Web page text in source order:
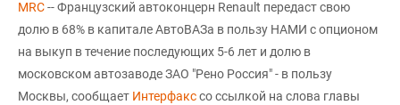
MRC-- Французский автоконцерн Renault передаст свою
долю в 68% в капитале АвтоВАЗа в пользу НАМИ с опционом
на выкуп в течение последующих 5-6 лет и долю в
московском автозаводе ЗАО "Рено Россия" - в пользу
Москвы, сообщает Интерфакссо ссылкой на слова главы